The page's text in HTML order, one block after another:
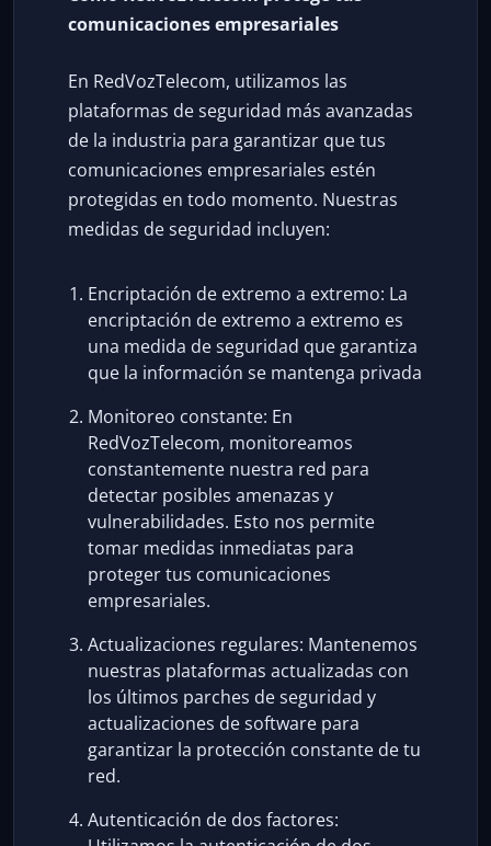
comunicaciones empresariales
En RedVozTelecom, utilizamos las
plataformas de seguridad más avanzadas
de la industria para garantizar que tus
comunicaciones empresariales estén
protegidas en todo momento. Nuestras
medidas de seguridad incluyen:
Encriptación de extremo a extremo: La
encriptación de extremo a extremo es
una medida de seguridad que garantiza
que la información se mantenga privada
Monitoreo constante: En
RedVozTelecom, monitoreamos
constantemente nuestra red para
detectar posibles amenazas y
vulnerabilidades. Esto nos permite
tomar medidas inmediatas para
proteger tus comunicaciones
empresariales.
Actualizaciones regulares: Mantenemos
nuestras plataformas actualizadas con
los últimos parches de seguridad y
actualizaciones de software para
garantizar la protección constante de tu
red.
Autenticación de dos factores: